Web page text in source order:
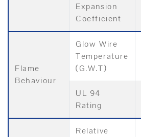
Expansion
Coefficient
Flame
Behaviour
Glow Wire
Temperature
(G.W.T)
UL 94
Rating
Relative